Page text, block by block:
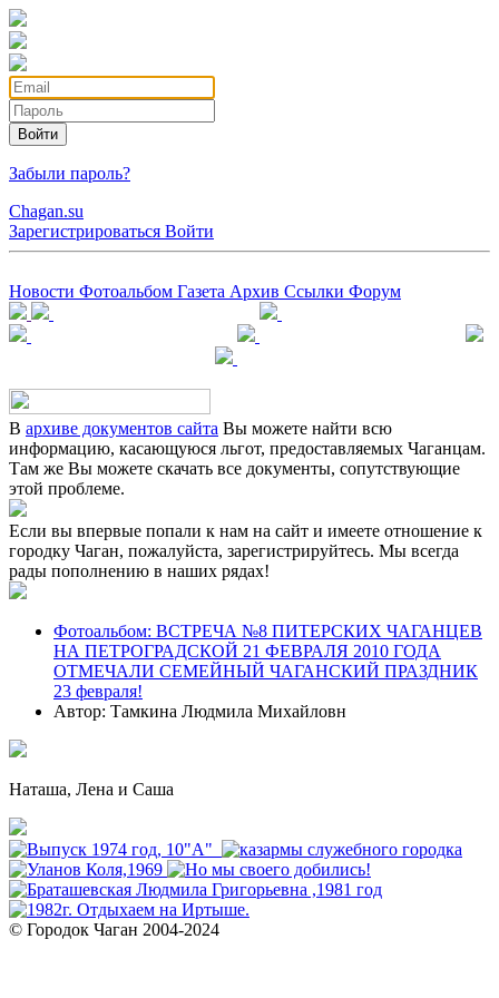
Войти
Забыли пароль?
Chagan.su
Зарегистрироваться Войти
Новости Фотоальбом Газета Архив Ссылки Форум
В архиве документов сайта Вы можете найти всю
информацию, касающуюся льгот, предоставляемых Чаганцам.
Там же Вы можете скачать все документы, сопутствующие
этой проблеме.
Если вы впервые попали к нам на сайт и имеете отношение к
городку Чаган, пожалуйста, зарегистрируйтесь. Мы всегда
рады пополнению в наших рядах!
Фотоальбом: ВСТРЕЧА №8 ПИТЕРСКИХ ЧАГАНЦЕВ
НА ПЕТРОГРАДСКОЙ 21 ФЕВРАЛЯ 2010 ГОДА
ОТМЕЧАЛИ СЕМЕЙНЫЙ ЧАГАНСКИЙ ПРАЗДНИК
23 февраля!
Автор: Тамкина Людмила Михайловн
Наташа, Лена и Саша
© Городок Чаган 2004-2024